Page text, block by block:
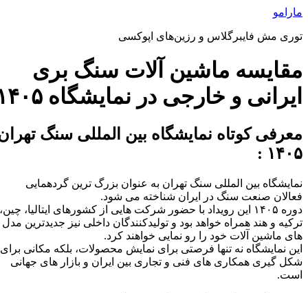
پرش
محتوا
مارامو
توری مش فایبرگلاس و رزین‌های اپوکسی
مقایسه ماشین‌ آلات سنگ‌ بری
ایرانی و خارجی در نمایشگاه ۱۴۰۵
معرفی کوتاه نمایشگاه بین‌ المللی سنگ تهران
۱۴۰۵ :
نمایشگاه بین‌ المللی سنگ تهران به‌ عنوان بزرگ‌ ترین گردهمایی
فعالان صنعت سنگ در ایران شناخته می‌ شود.
دوره ۱۴۰۵ این رویداد با حضور شرکت‌ هایی از کشورهای ایتالیا، چین،
ترکیه و هند همراه خواهد بود و تولیدکنندگان داخلی نیز جدیدترین مدل‌
های ماشین‌ آلات خود را رو نمایی خواهند کرد.
این نمایشگاه نه‌ تنها فرصتی برای نمایش محصولات، بلکه مکانی برای
شکل‌ گیری همکاری‌ های فنی و تجاری بین ایران و بازار های جهانی
است.